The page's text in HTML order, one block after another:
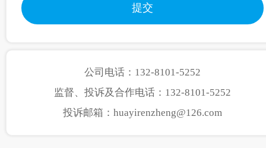
公司电话：132-8101-5252
监督、投诉及合作电话：132-8101-5252
投诉邮箱：huayirenzheng@126.com